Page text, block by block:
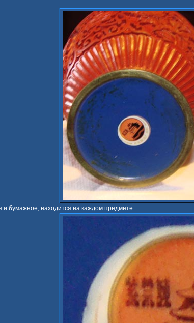
и бумажное, находится на каждом предмете.